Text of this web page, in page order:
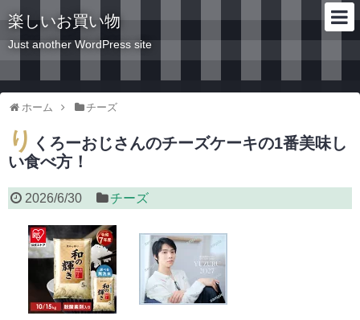
楽しいお買い物
Just another WordPress site
ホーム チーズ
り くろーおじさんのチーズケーキの1番美味し
い食べ方！
2026/6/30 チーズ